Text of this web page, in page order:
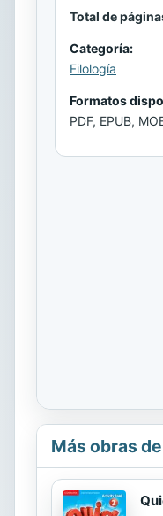
Total de
Categoría:
Filología
Formatos
PDF, EPUB,
Más obras